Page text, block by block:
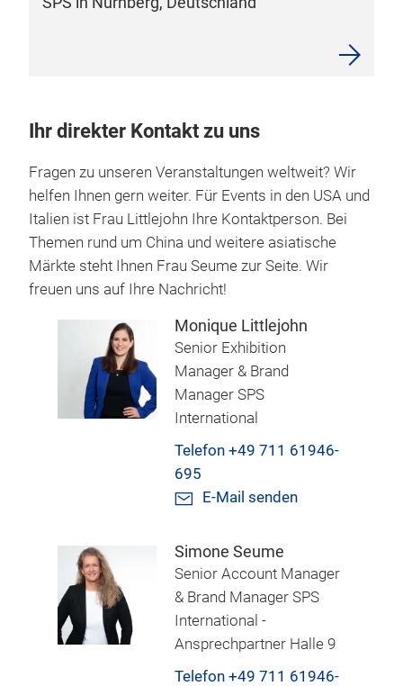
Ihr direkter Kontakt zu uns
Fragen zu unseren Veranstaltungen weltweit? Wir
helfen Ihnen gern weiter. Für Events in den USA und
Italien ist Frau Littlejohn Ihre Kontaktperson. Bei
Themen rund um China und weitere asiatische
Märkte steht Ihnen Frau Seume zur Seite. Wir
freuen uns auf Ihre Nachricht!
Monique Littlejohn
Senior Exhibition
Manager & Brand
Manager SPS
International
Telefon +49 711 61946-
695
E-Mail senden
Simone Seume
Senior Account Manager
& Brand Manager SPS
International -
Ansprechpartner Halle 9
Telefon +49 711 61946-